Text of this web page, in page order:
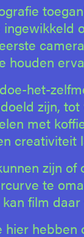
het-
zijn,
met
creativiteit
zijn
te
film daar
hier